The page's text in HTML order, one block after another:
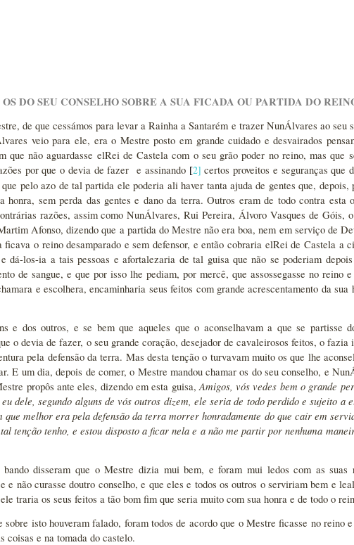
DO SEU CONSELHO SOBRE A SUA FICADA OU PARTIDA DO
de que cessámos para levar a Rainha a Santarém e trazer NunÁlvares ao seu
veio para ele, era o Mestre posto em grande cuidado e desvairados
que não aguardasse elRei de Castela com o seu grão poder no reino, mas que
por que o devia de fazer e assinando [2] certos proveitos e seguranças que
pelo azo de tal partida ele poderia ali haver tanta ajuda de gentes que, depois,
sem perda das gentes e dano da terra. Outros eram de todo contra esta
razões, assim como NunÁlvares, Rui Pereira, Álvoro Vasques de Góis,
Afonso, dizendo que a partida do Mestre não era boa, nem em serviço de
o reino desamparado e sem defensor, e então cobraria elRei de Castela a
dá-los-ia a tais pessoas e afortalezaria de tal guisa que não se poderiam
de sangue, e que por isso lhe pediam, por mercê, que assossegasse no reino e
e escolhera, encaminharia seus feitos com grande acrescentamento da sua
e dos outros, e se bem que aqueles que o aconselhavam a que se partisse
o devia de fazer, o seu grande coração, desejador de cavaleirosos feitos, o fazia
pela defensão da terra. Mas desta tenção o turvavam muito os que lhe
E um dia, depois de comer, o Mestre mandou chamar os do seu conselho, e
propôs ante eles, dizendo em esta guisa,Amigos, vós vedes bem o grande
dele, segundo alguns de vós outros dizem, ele seria de todo perdido e sujeito a
que melhor era pela defensão da terra morrer honradamente do que cair em
tenção tenho, e estou disposto a ficar nela e a não me partir por nenhuma
disseram que o Mestre dizia mui bem, e foram mui ledos com as suas
e não curasse doutro conselho, e que eles e todos os outros o serviriam bem e
traria os seus feitos a tão bom fim que seria muito com sua honra e de todo o
sobre isto houveram falado, foram todos de acordo que o Mestre ficasse no reino
coisas e na tomada do castelo.